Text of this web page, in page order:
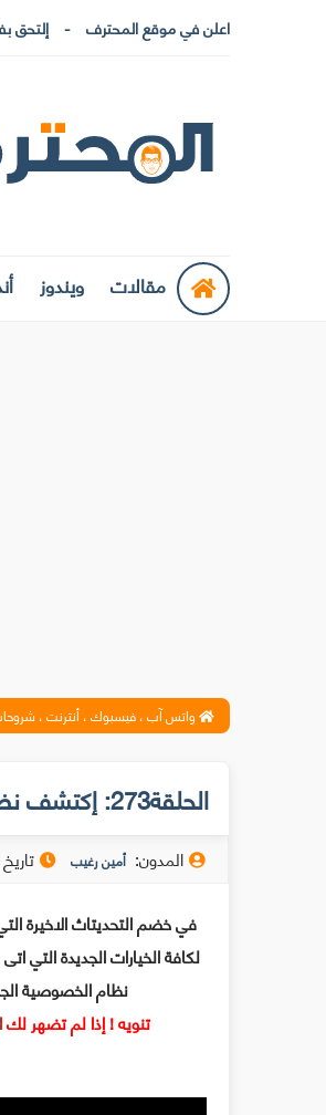
اعلن في موقع المحترف إلتحق
مقالات ويندوز
واتس آب ، فيسبوك ، أنترنت ،
الحلقة273: إكتشف نظام الخصوصية الجديد على الفيسبوك
المدون: أمين رغيب
في خضم التحديتاث الاخيرة
لكافة الخيارات الجديدة التي
نظام الخصوصية
تنويه ! إذا لم تضهر لك